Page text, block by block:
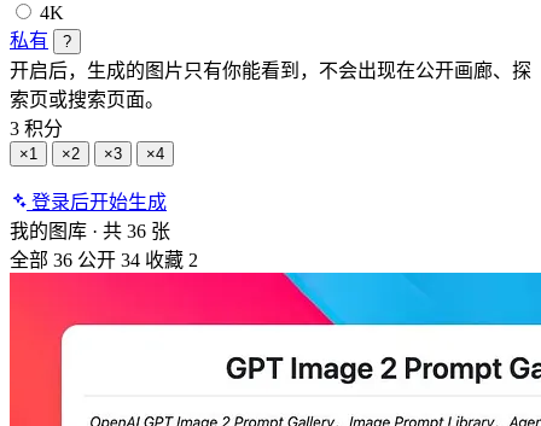
4K
私有
?
开启后，生成的图片只有你能看到，不会出现在公开画廊、探
索页或搜索页面。
3 积分
×1 ×2 ×3 ×4
登录后开始生成
我的图库 · 共 36 张
全部 36 公开 34 收藏 2